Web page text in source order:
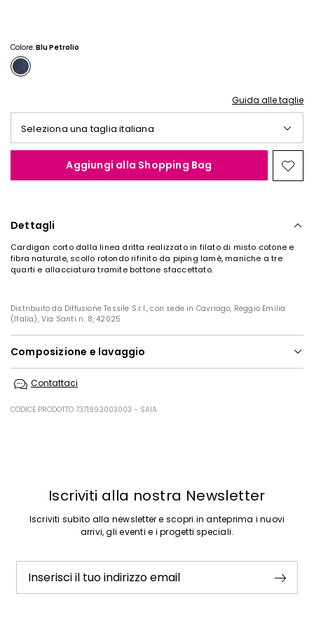
Colore:Blu Petrolio
Guida alle taglie
Seleziona una taglia italiana
Aggiungi alla Shopping Bag
nella
Dettagli
Cardigan corto dalla linea dritta realizzato in filato di misto cotone e
fibra naturale, scollo rotondo rifinito da piping lamè, maniche a tre
quarti e allacciatura tramite bottone sfaccettato.
Distribuito da Diffusione Tessile S.r.l., con sede in Cavriago, Reggio Emilia
(Italia), Via Santi n. 8, 42025
Composizione e lavaggio
asciugare in piano in ombra; stirare a max 110; lavare a secco delicato
Contattaci
CODICE PRODOTTO 7371992003003 - SAIA
Iscriviti alla nostra Newsletter
Iscriviti subito alla newsletter e scopri in anteprima i nuovi
arrivi, gli eventi e i progetti speciali.
Inserisci il tuo indirizzo email